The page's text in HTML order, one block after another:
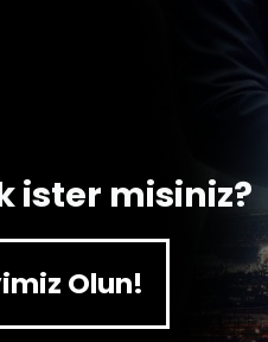
ister misiniz?
Olun!